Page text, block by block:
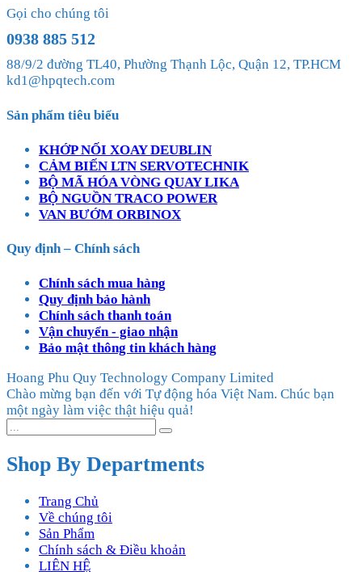
Gọi cho chúng tôi
0938 885 512
88/9/2 đường TL40, Phường Thạnh Lộc, Quận 12, TP.HCM
kd1@hpqtech.com
Sản phẩm tiêu biểu
KHỚP NỐI XOAY DEUBLIN
CẢM BIẾN LTN SERVOTECHNIK
BỘ MÃ HÓA VÒNG QUAY LIKA
BỘ NGUỒN TRACO POWER
VAN BƯỚM ORBINOX
Quy định – Chính sách
Chính sách mua hàng
Quy định bảo hành
Chính sách thanh toán
Vận chuyển - giao nhận
Bảo mật thông tin khách hàng
Hoang Phu Quy Technology Company Limited
Chào mừng bạn đến với Tự động hóa Việt Nam. Chúc bạn
một ngày làm việc thật hiệu quả!
Shop By Departments
Trang Chủ
Về chúng tôi
Sản Phẩm
Chính sách & Điều khoản
LIÊN HỆ